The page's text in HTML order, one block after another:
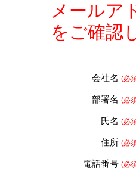
メールア
をご確認
会社名 (必
部署名 (必
氏名 (必
住所 (必
電話番号 (必